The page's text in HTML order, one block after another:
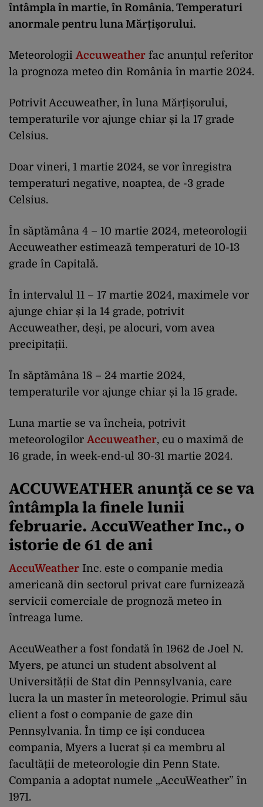
întâmpla în martie, în România. Temperaturi
anormale pentru luna Mărțișorului.
MeteorologiiAccuweather fac anunțul referitor
la prognoza meteo din România în martie 2024.
Potrivit Accuweather, în luna Mărțișorului,
temperaturile vor ajunge chiar și la 17 grade
Celsius.
Doar vineri, 1 martie 2024, se vor înregistra
temperaturi negative, noaptea, de -3 grade
Celsius.
În săptămâna 4 – 10 martie 2024, meteorologii
Accuweather estimează temperaturi de 10-13
grade în Capitală.
În intervalul 11 – 17 martie 2024, maximele vor
ajunge chiar și la 14 grade, potrivit
Accuweather, deși, pe alocuri, vom avea
precipitații.
În săptămâna 18 – 24 martie 2024,
temperaturile vor ajunge chiar și la 15 grade.
Luna martie se va încheia, potrivit
meteorologilorAccuweather, cu o maximă de
16 grade, în week-end-ul 30-31 martie 2024.
ACCUWEATHER anunță ce se va
întâmpla la finele lunii
februarie.AccuWeather Inc., o
istorie de 61 de ani
AccuWeather Inc. este o companie media
americană din sectorul privat care furnizează
servicii comerciale de prognoză meteo în
întreaga lume.
AccuWeather a fost fondată în 1962 de Joel N.
Myers, pe atunci un student absolvent al
Universității de Stat din Pennsylvania, care
lucra la un master în meteorologie. Primul său
client a fost o companie de gaze din
Pennsylvania. În timp ce își conducea
compania, Myers a lucrat și ca membru al
facultății de meteorologie din Penn State.
Compania a adoptat numele „AccuWeather” în
1971.